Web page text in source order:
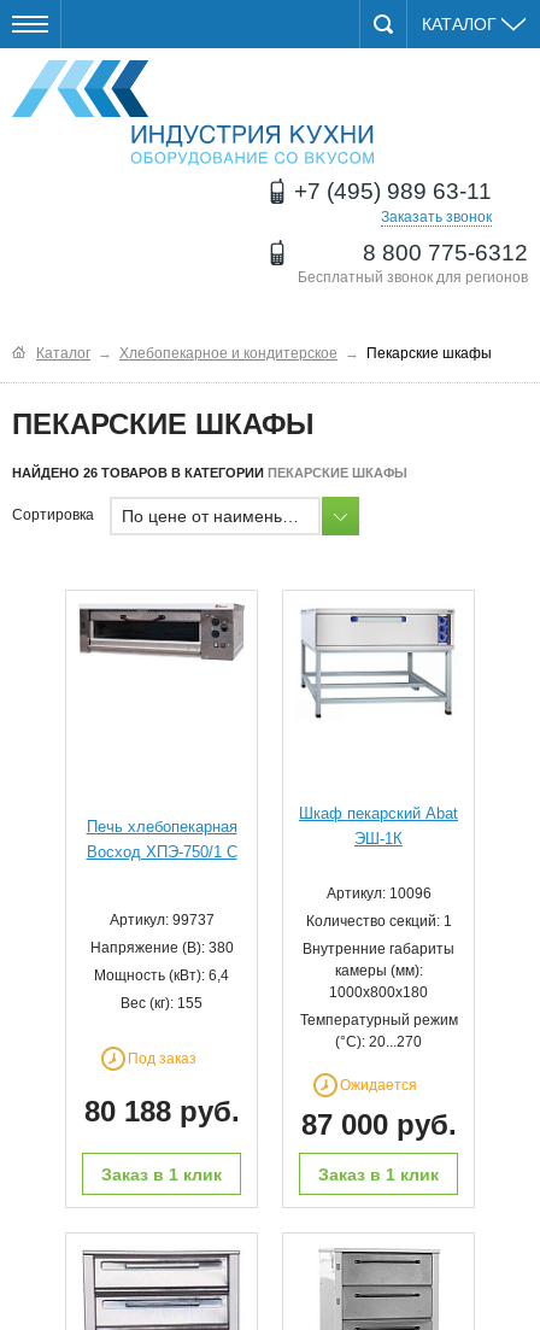
КАТАЛОГ
+7 (495) 989 63-11
Заказать звонок
8 800 775-6312
Бесплатный звонок для регионов
Каталог → Хлебопекарное и кондитерское → Пекарские шкафы
ПЕКАРСКИЕ ШКАФЫ
НАЙДЕНО 26 ТОВАРОВ В КАТЕГОРИИ ПЕКАРСКИЕ ШКАФЫ
Сортировка
Печь хлебопекарная
Восход ХПЭ-750/1 С
Артикул: 99737
Напряжение (В): 380
Мощность (кВт): 6,4
Вес (кг): 155
Под заказ
80 188 руб.
Заказ в 1 клик
Шкаф пекарский Abat
ЭШ-1К
Артикул: 10096
Количество секций: 1
Внутренние габариты
камеры (мм):
1000x800x180
Температурный режим
(°С): 20...270
Ожидается
87 000 руб.
Заказ в 1 клик